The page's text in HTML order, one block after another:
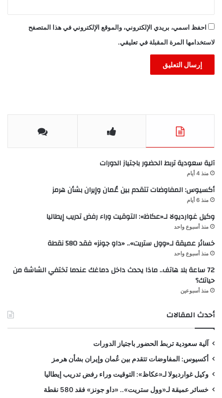
احفظ اسمي، بريدي الإلكتروني، والموقع الإلكتروني في هذا المتصفح
لاستخدامها المرة المقبلة في تعليقي.
آلية سعودية تربط الحضور باجتياز الدورات
منذ 4 أيام
أكسيوس: المفاوضات تتقدم بين عُمان وإيران بشأن هرمز
منذ 6 أيام
وكيل غوارديولا لـ«عكاظ»: التوقيت وراء رفض تدريب إيطاليا
منذ أسبوع واحد
خسائر عميقة لـ«وول ستريت».. «داو جونز» فقد 580 نقطة
منذ أسبوع واحد
72 ساعة بلا هاتف.. ماذا يحدث داخل دماغك عندما تختفي الشاشة من
حياتك؟
منذ أسبوعين
أحدث المقالات
آلية سعودية تربط الحضور باجتياز الدورات
أكسيوس: المفاوضات تتقدم بين عُمان وإيران بشأن هرمز
وكيل غوارديولا لـ«عكاظ»: التوقيت وراء رفض تدريب إيطاليا
خسائر عميقة لـ«وول ستريت».. «داو جونز» فقد 580 نقطة